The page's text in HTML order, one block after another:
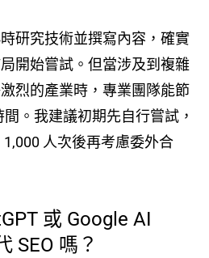
研究技術並撰寫內容，確實
開始嘗試。但當涉及到複雜
烈的產業時，專業團隊能節
。我建議初期先自行嘗試，
人次後再考慮委外合
或 Google AI
SEO 嗎？